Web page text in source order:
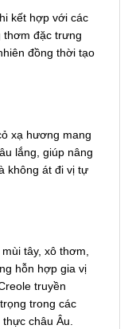
kết hợp với các
thơm đặc trưng
đồng thời tạo
xạ hương mang
lắng, giúp nâng
không át đi vị tự
tây, xô thơm,
hỗn hợp gia vị
truyền
trong các
châu Âu.